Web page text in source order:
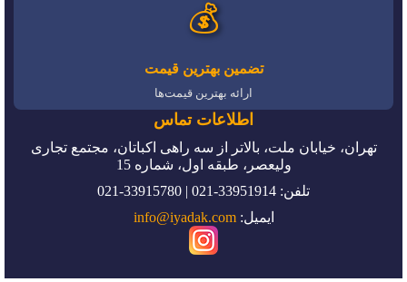
💰
تضمین بهترین قیمت
ارائه بهترین قیمت‌ها
اطلاعات تماس
تهران، خیابان ملت، بالاتر از سه راهی اکباتان، مجتمع تجاری
ولیعصر، طبقه اول، شماره 15
تلفن: 33951914-021 | 33915780-021
ایمیل:info@iyadak.com